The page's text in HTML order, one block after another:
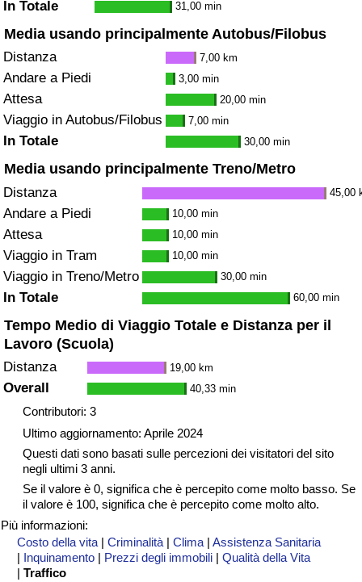
In Totale 31,00 min
Media usando principalmente Autobus/Filobus
Distanza 7,00 km
Andare a Piedi 3,00 min
Attesa 20,00 min
Viaggio in Autobus/Filobus 7,00 min
In Totale 30,00 min
Media usando principalmente Treno/Metro
Distanza 45,00
Andare a Piedi 10,00 min
Attesa 10,00 min
Viaggio in Tram 10,00 min
Viaggio in Treno/Metro 30,00 min
In Totale 60,00 min
Tempo Medio di Viaggio Totale e Distanza per il
Lavoro (Scuola)
Distanza 19,00 km
Overall 40,33 min
Contributori: 3
Ultimo aggiornamento: Aprile 2024
Questi dati sono basati sulle percezioni dei visitatori del sito
negli ultimi 3 anni.
Se il valore è 0, significa che è percepito come molto basso. Se
il valore è 100, significa che è percepito come molto alto.
Più informazioni:
Costo della vita |Criminalità |Clima |Assistenza Sanitaria
| Inquinamento | Prezzi degli immobili |Qualità della Vita
|Traffico